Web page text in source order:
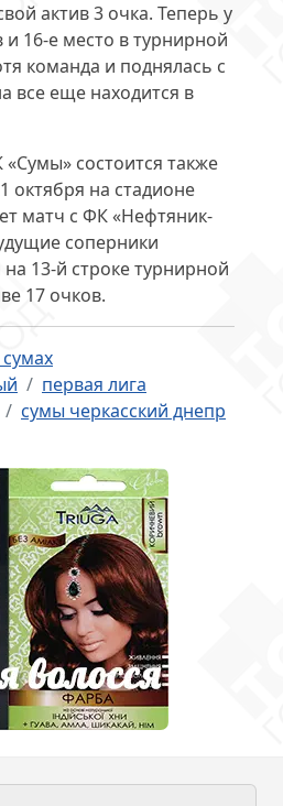
актив 3 очка. Теперь у
16-е место в турнирной
команда и поднялась с
все еще находится в
состоится также
октября на стадионе
матч с ФК «Нефтяник-
соперники
13-й строке турнирной
17 очков.
первая лига
сумы черкасский днепр